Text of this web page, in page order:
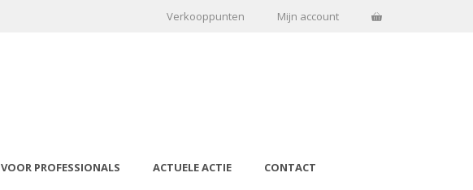
Verkooppunten Mijn account
VOOR PROFESSIONALS ACTUELE ACTIE CONTACT